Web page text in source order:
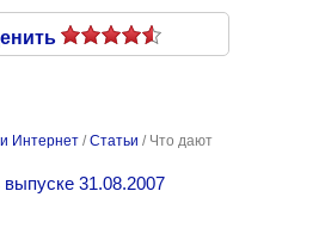
Интернет /Статьи / Что дают
выпуске 31.08.2007